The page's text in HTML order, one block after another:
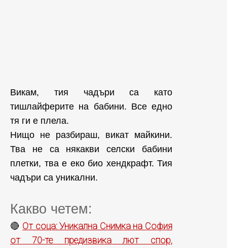
Викам, тия чадъри са като
тишлайферите на бабини. Все едно
тя ги е плела.
Нищо не разбираш, викат майкини.
Тва не са някакви селски бабини
плетки, тва е еко био хендкрафт. Тия
чадъри са уникални.
Какво четем:
🔴 От соца: Уникална Снимка на София
от 70-те предизвика лют спор,